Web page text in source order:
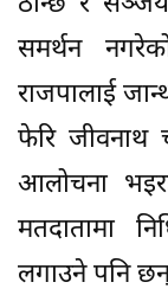
समर्थन
राजपालाई
फेरि जीवनाथ
आलोचना
मतदातामा
लगाउने पनि